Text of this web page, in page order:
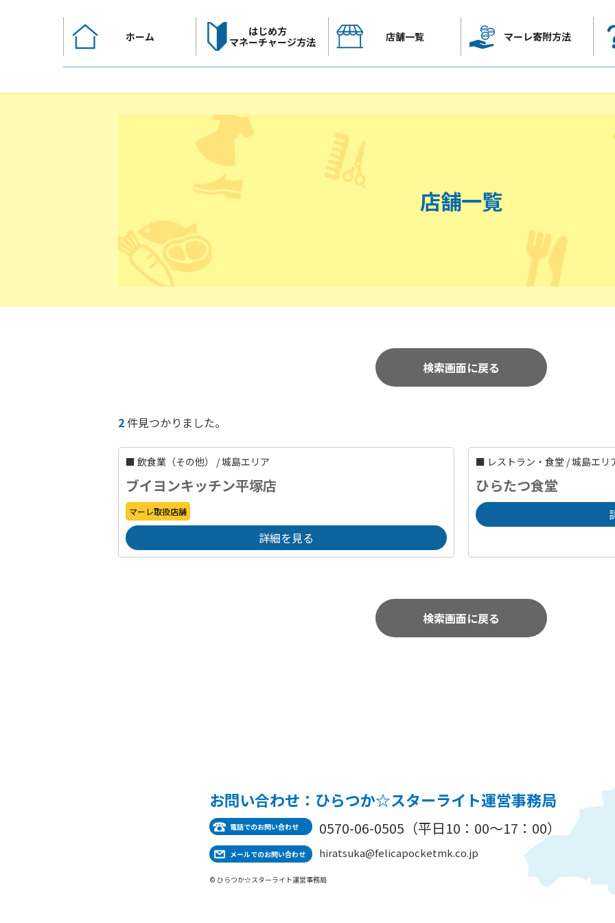
へ
ホーム
はじめ方
マネーチャージ方法
店舗一覧 マーレ寄附方法
店舗一覧
検索画面に戻る
2件見つかりました。
■ 飲食業（その他） /城島エリア
ブイヨンキッチン平塚店
マーレ取扱店舗
詳細を見る
■ レストラン・食堂 /城島エリ
ひらたつ食堂
検索画面に戻る
お問い合わせ：ひらつか☆スターライト運営事務局
電話でのお問い合わせ 0570-06-0505（平日10：00～17：00）
メールでのお問い合わせ hiratsuka@felicapocketmk.co.jp
© ひらつか☆スターライト運営事務局